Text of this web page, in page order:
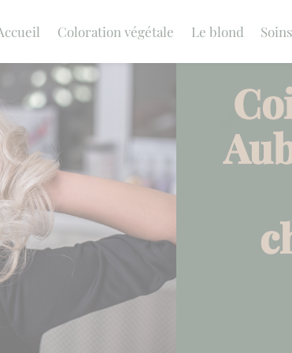
Coloration végétale Le blond Soins